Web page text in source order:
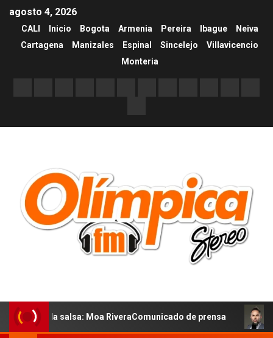
agosto 4, 2026
CALI Inicio Bogota Armenia Pereira Ibague
Neiva
Cartagena
Manizales Espinal Sincelejo
Villavicencio
Monteria
la salsa: Moa RiveraComunicado de prensa